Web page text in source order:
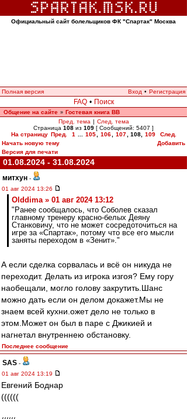
Официальный сайт болельщиков ФК "Спартак" Москва
Полная версия Вход • Регистрация
FAQ • Поиск
Общение на сайте » Гостевая книга ВВ
Пред. тема | След. тема
Страница 108 из 109 [ Сообщений: 5407 ]
На страницу Пред. 1 105 106 107 108, 109
След.
Начать новую тему
Добавить
Версия для печати
01.08.2024 - 31.08.2024
митхун -
01 авг 2024 13:26
Olddima » 01 авг 2024 13:12
"Ранее сообщалось, что Соболев сказал
главному тренеру красно-белых Деяну
Станковичу, что не может сосредоточиться на
игре за «Спартак», потому что все его мысли
заняты переходом в «Зенит»."
А если сделка сорвалась и всё он никуда не
переходит. Делать из игрока изгоя? Ему гору
наобещали, могло голову закрутить.Шанс
можно дать если он делом докажет.Мы не
знаем всей кухни.ожет дело не только в
этом.Может он был в паре с Джикией и
нагнетал внутреннею обстановку.
Последнее сообщение
SAS -
01 авг 2024 13:19
Евгений Боднар
((((((